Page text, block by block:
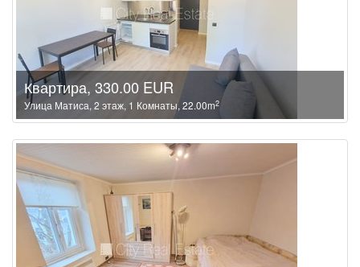
Квартира, 330.00 EUR
Улица Матиса, 2 этаж, 1 Комнаты, 22.00m2